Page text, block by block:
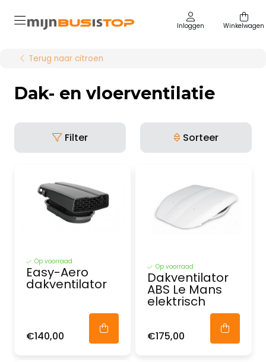
Inloggen Winkelwagen
Terug naar citroen
Dak- en vloerventilatie
Filter Sorteer
Op voorraad
Easy-Aero
dakventilator
€140,00
Op voorraad
Dakventilator
ABS Le Mans
elektrisch
€175,00